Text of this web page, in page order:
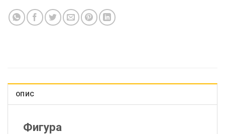
ОПИС
Фигура